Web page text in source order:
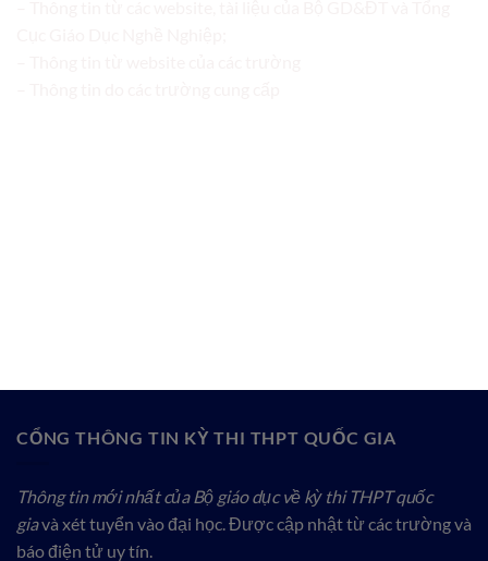
CỔNG THÔNG TIN KỲ THI THPT QUỐC GIA
Thông tin mới nhất của Bộ giáo dục về kỳ thi THPT quốc
giavà xét tuyển vào đại học. Được cập nhật từ các trường và
báo điện tử uy tín.